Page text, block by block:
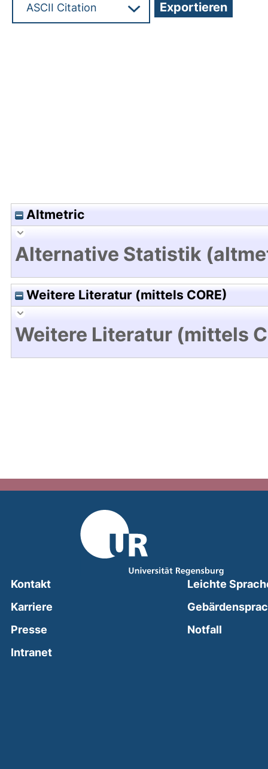
Altmetric
Alternative Statistik
Weitere Literatur (mittels CORE)
Weitere Literatur (mittels
Kontakt
Karriere
Presse
Intranet(external link, opens in a new window)
Leichte
Notfall